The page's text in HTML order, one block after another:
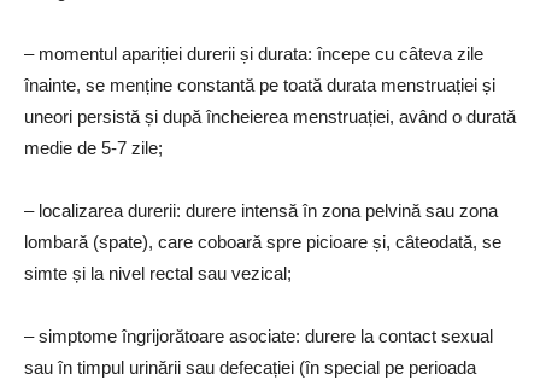
– momentul apariției durerii și durata: începe cu câteva zile
înainte, se menține constantă pe toată durata menstruației și
uneori persistă și după încheierea menstruației, având o durată
medie de 5-7 zile;
– localizarea durerii: durere intensă în zona pelvină sau zona
lombară (spate), care coboară spre picioare și, câteodată, se
simte și la nivel rectal sau vezical;
– simptome îngrijorătoare asociate: durere la contact sexual
sau în timpul urinării sau defecației (în special pe perioada